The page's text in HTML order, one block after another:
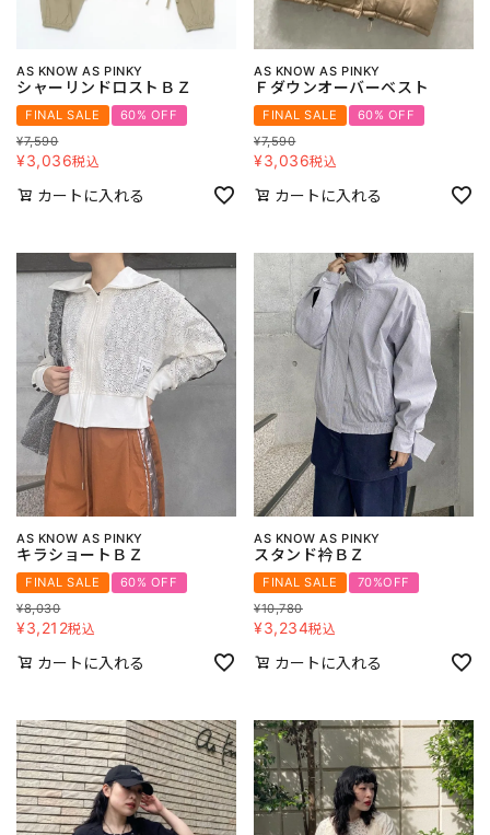
AS KNOW AS PINKY
シャーリンドロストＢＺ
FINAL SALE
60% OFF
¥7,590
¥3,036税込
カートに入れる
AS KNOW AS PINKY
Ｆダウンオーバーベスト
FINAL SALE
60% OFF
¥7,590
¥3,036税込
カートに入れる
AS KNOW AS PINKY
キラショートＢＺ
FINAL SALE
60% OFF
¥8,030
¥3,212税込
カートに入れる
AS KNOW AS PINKY
スタンド衿ＢＺ
FINAL SALE
70%OFF
¥10,780
¥3,234税込
カートに入れる